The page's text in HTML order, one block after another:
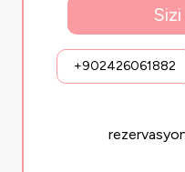
Sizi
+902426061882